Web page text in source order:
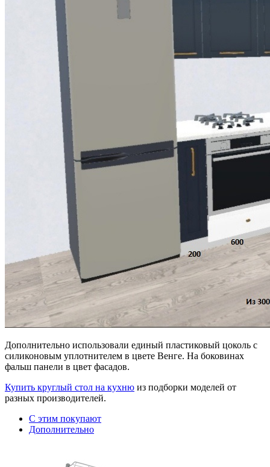
Дополнительно использовали единый пластиковый цоколь с
силиконовым уплотнителем в цвете Венге. На боковинах
фальш панели в цвет фасадов.
Купить круглый стол на кухню из подборки моделей от
разных производителей.
С этим покупают
Дополнительно